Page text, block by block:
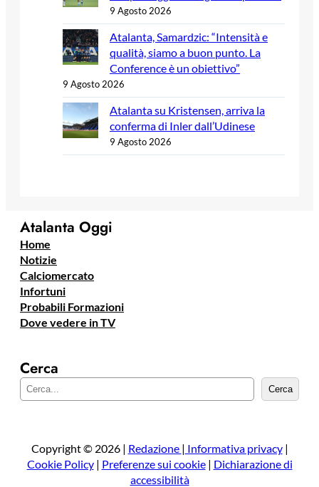
9 Agosto 2026
Atalanta, Samardzic: “Intensità e
qualità, siamo a buon punto. La
Conference è un obiettivo”
9 Agosto 2026
Atalanta su Kristensen, arriva la
conferma di Inler dall’Udinese
9 Agosto 2026
Atalanta Oggi
Home
Notizie
Calciomercato
Infortuni
Probabili Formazioni
Dove vedere in TV
Cerca
e
a
Cerca
Copyright © 2026 | Redazione | Informativa privacy|
Cookie Policy| Preferenze sui cookie| Dichiarazione di
accessibilità